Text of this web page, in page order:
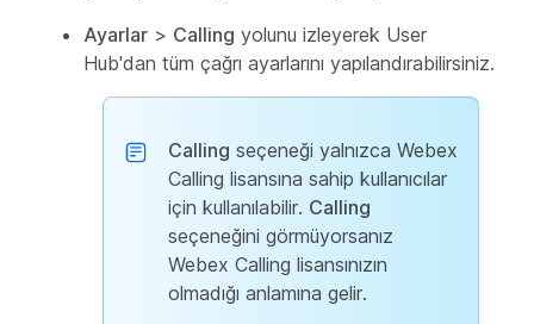
Ayarlar > Calling yolunu izleyerek User
Hub'dan tüm çağrı ayarlarını yapılandırabilirsiniz.
Calling seçeneği yalnızca Webex
Calling lisansına sahip kullanıcılar
için kullanılabilir. Calling
seçeneğini görmüyorsanız
Webex Calling lisansınızın
olmadığı anlamına gelir.